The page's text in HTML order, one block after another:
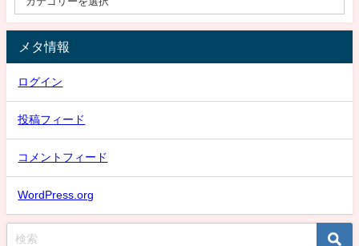
メタ情報
ログイン
投稿フィード
コメントフィード
WordPress.org